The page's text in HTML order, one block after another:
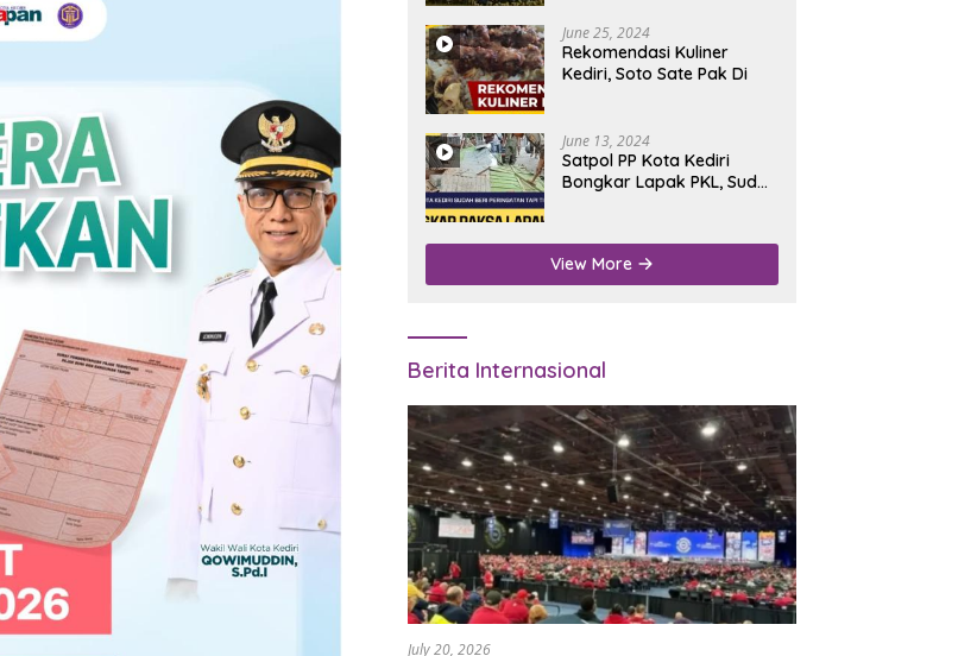
June 25, 2024
Rekomendasi Kuliner
Kediri, Soto Sate Pak Di
June 13, 2024
Satpol PP Kota Kediri
Bongkar Lapak PKL, Sudah
View More
Berita Internasional
July 20, 2026